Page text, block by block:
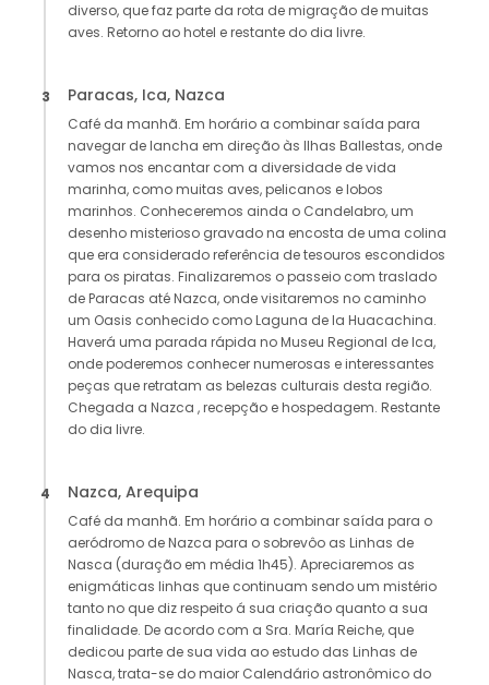
diverso, que faz parte da rota de migração de muitas
aves. Retorno ao hotel e restante do dia livre.
3 Paracas, Ica, Nazca
Café da manhã. Em horário a combinar saída para
navegar de lancha em direção às Ilhas Ballestas, onde
vamos nos encantar com a diversidade de vida
marinha, como muitas aves, pelicanos e lobos
marinhos. Conheceremos ainda o Candelabro, um
desenho misterioso gravado na encosta de uma colina
que era considerado referência de tesouros escondidos
para os piratas. Finalizaremos o passeio com traslado
de Paracas até Nazca, onde visitaremos no caminho
um Oasis conhecido como Laguna de la Huacachina.
Haverá uma parada rápida no Museu Regional de Ica,
onde poderemos conhecer numerosas e interessantes
peças que retratam as belezas culturais desta região.
Chegada a Nazca , recepção e hospedagem. Restante
do dia livre.
4 Nazca, Arequipa
Café da manhã. Em horário a combinar saída para o
aeródromo de Nazca para o sobrevôo as Linhas de
Nasca (duração em média 1h45). Apreciaremos as
enigmáticas linhas que continuam sendo um mistério
tanto no que diz respeito á sua criação quanto a sua
finalidade. De acordo com a Sra. María Reiche, que
dedicou parte de sua vida ao estudo das Linhas de
Nasca, trata-se do maior Calendário astronômico do